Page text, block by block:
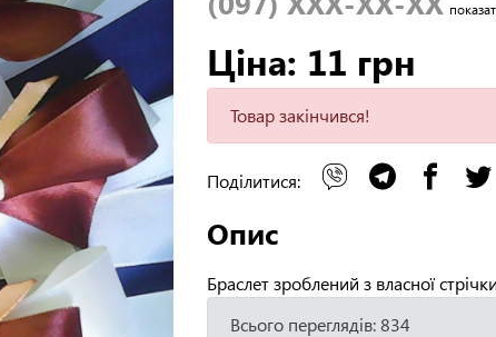
Ціна: 11 грн
Товар закінчився!
Поділитися:
Опис
Браслет зроблений з власної
Всього переглядів: 834